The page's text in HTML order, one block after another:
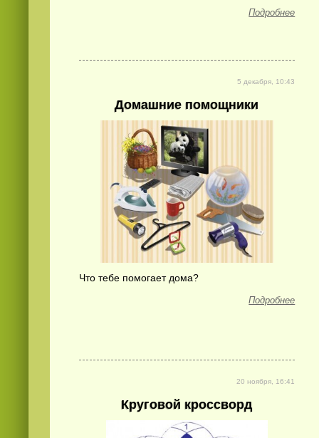
Подробнее
5 декабря, 10:43
Домашние помощники
Что тебе помогает дома?
Подробнее
20 ноября, 16:41
Круговой кроссворд